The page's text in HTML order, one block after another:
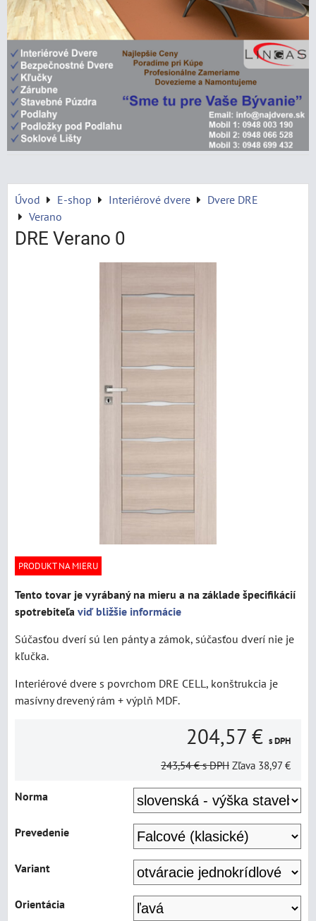
Úvod E-shop Interiérové dvere
Dvere DRE
Verano
DRE Verano 0
PRODUKT NA MIERU
Tento tovar je vyrábaný na mieru a na základe špecifikácií
spotrebiteľa viď bližšie informácie
Súčasťou dverí sú len pánty a zámok, súčasťou dverí nie je
kľučka.
Interiérové dvere s povrchom DRE CELL, konštrukcia je
masívny drevený rám + výplň MDF.
204,57 € s DPH
243,54 € s DPH Zľava 38,97 €
Norma
Prevedenie
Variant
Orientácia